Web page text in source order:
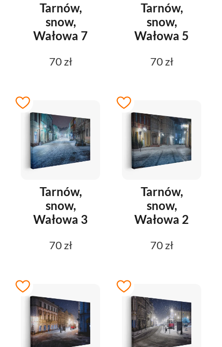
Tarnów,
snow,
Wałowa 7
70 zł
Tarnów,
snow,
Wałowa 5
70 zł
Tarnów,
snow,
Wałowa 3
70 zł
Tarnów,
snow,
Wałowa 2
70 zł